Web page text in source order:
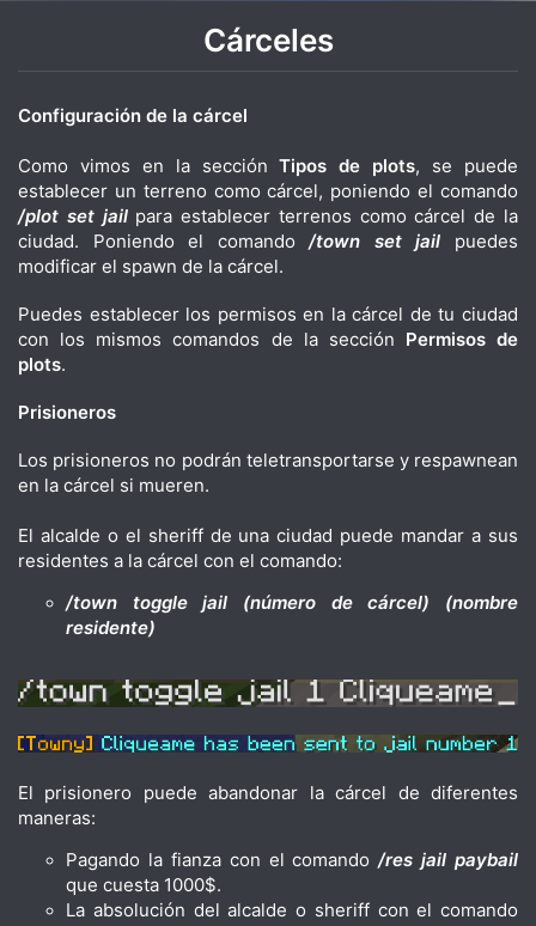
Cárceles
Configuración de la cárcel
Como vimos en la secciónTipos de plots, se puede
establecer un terreno como cárcel, poniendo el comando
/plot set jailpara establecer terrenos como cárcel de la
ciudad. Poniendo el comando/town set jail puedes
modificar el spawn de la cárcel.
Puedes establecer los permisos en la cárcel de tu ciudad
con los mismos comandos de la sección Permisos de
plots.
Prisioneros
Los prisioneros no podrán teletransportarse y respawnean
en la cárcel si mueren.
El alcalde o el sheriff de una ciudad puede mandar a sus
residentes a la cárcel con el comando:
/town toggle jail (número de cárcel) (nombre
residente)
El prisionero puede abandonar la cárcel de diferentes
maneras:
Pagando la fianza con el comando/res jail paybail
que cuesta 1000$.
La absolución del alcalde o sheriff con el comando